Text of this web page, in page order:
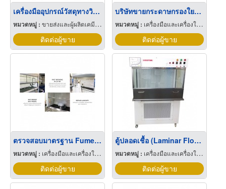
เครื่องมืออุปกรณ์วัสดุทางวิทยาศาสตร์
หมวดหมู่ : ขายส่งและผู้ผลิตเคมีภัณฑ์
ติดต่อผู้ขาย
บริษัทขายกระดาษกรองใยแก้ว
หมวดหมู่ : เครื่องมือและเครื่องใช้ทางวิทยาศาสตร์
ติดต่อผู้ขาย
ตรวจสอบมาตรฐาน Fume Hood
หมวดหมู่ : เครื่องมือและเครื่องใช้ทางวิทยาศาสตร์
ติดต่อผู้ขาย
ตู้ปลอดเชื้อ (Laminar Flow) - ชนิดตั้งพื้น
หมวดหมู่ : เครื่องมือและเครื่องใช้ทางวิทยาศาสตร์
ติดต่อผู้ขาย